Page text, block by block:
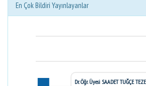
En Çok Bildiri Yayınlayanlar
Dr. Öğr. Üyesi SAADET TUĞÇE